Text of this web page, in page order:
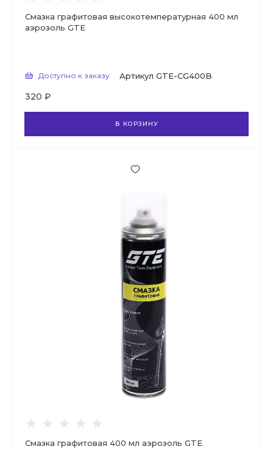
Смазка графитовая высокотемпературная 400 мл
аэрозоль GTE
Доступно к заказу Артикул GTE-CG400B
320 ₽
В КОРЗИНУ
Смазка графитовая 400 мл аэрозоль GTE